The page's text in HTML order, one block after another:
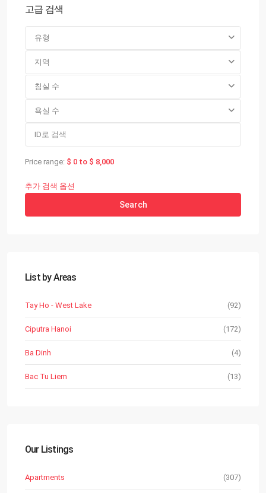
고급 검색
유형
지역
침실 수
욕실 수
Price range: $ 0 to $ 8,000
추가 검색 옵션
Search
List by Areas
Tay Ho - West Lake (92)
Ciputra Hanoi (172)
Ba Dinh (4)
Bac Tu Liem (13)
Our Listings
Apartments (307)